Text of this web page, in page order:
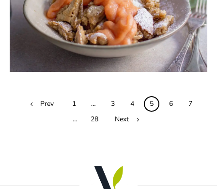
Posts
Prev 1 … 3 4 5 6
7
…
28 Next